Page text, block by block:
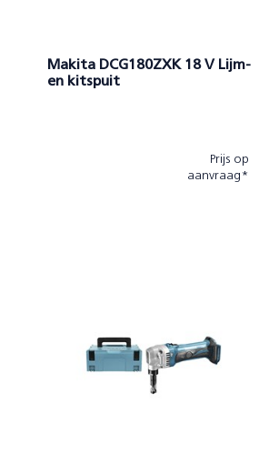
Makita DCG180ZXK 18 V Lijm-
en kitspuit
Prijs op
aanvraag*